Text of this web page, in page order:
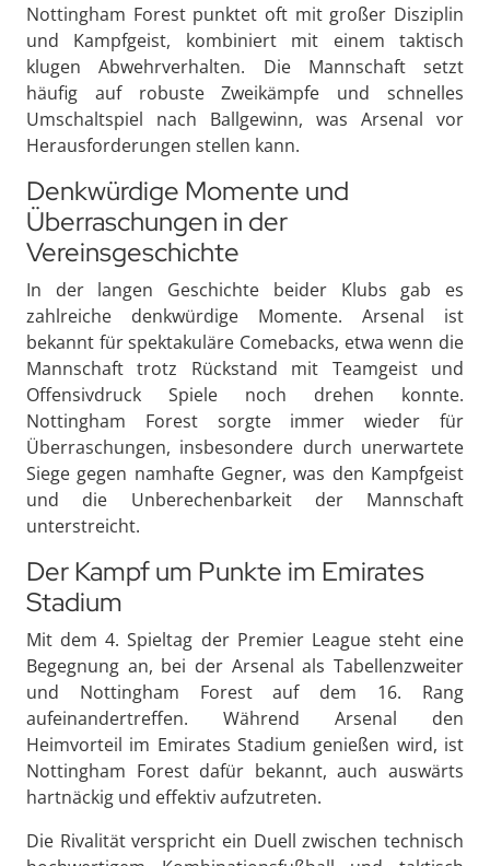
Nottingham Forest punktet oft mit großer Disziplin
und Kampfgeist, kombiniert mit einem taktisch
klugen Abwehrverhalten. Die Mannschaft setzt
häufig auf robuste Zweikämpfe und schnelles
Umschaltspiel nach Ballgewinn, was Arsenal vor
Herausforderungen stellen kann.
Denkwürdige Momente und
Überraschungen in der
Vereinsgeschichte
In der langen Geschichte beider Klubs gab es
zahlreiche denkwürdige Momente. Arsenal ist
bekannt für spektakuläre Comebacks, etwa wenn die
Mannschaft trotz Rückstand mit Teamgeist und
Offensivdruck Spiele noch drehen konnte.
Nottingham Forest sorgte immer wieder für
Überraschungen, insbesondere durch unerwartete
Siege gegen namhafte Gegner, was den Kampfgeist
und die Unberechenbarkeit der Mannschaft
unterstreicht.
Der Kampf um Punkte im Emirates
Stadium
Mit dem 4. Spieltag der Premier League steht eine
Begegnung an, bei der Arsenal als Tabellenzweiter
und Nottingham Forest auf dem 16. Rang
aufeinandertreffen. Während Arsenal den
Heimvorteil im Emirates Stadium genießen wird, ist
Nottingham Forest dafür bekannt, auch auswärts
hartnäckig und effektiv aufzutreten.
Die Rivalität verspricht ein Duell zwischen technisch